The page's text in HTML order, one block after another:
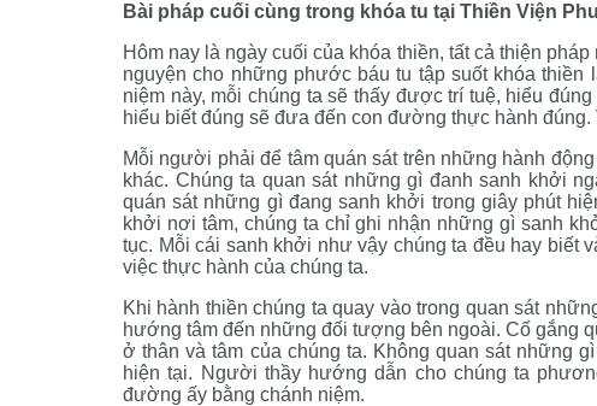
Bài pháp cuối cùng trong khóa tu tại Thiền Viện
Hôm nay là ngày cuối của khóa thiền, tất cả thiện
nguyện cho những phước báu tu tập suốt khóa
niệm này, mỗi chúng ta sẽ thấy được trí tuệ, hiểu
hiểu biết đúng sẽ đưa đến con đường thực hành
Mỗi người phải để tâm quán sát trên những hành
khác. Chúng ta quan sát những gì đanh sanh khởi
quán sát những gì đang sanh khởi trong giây phút
khởi nơi tâm, chúng ta chỉ ghi nhận những gì sanh
tục. Mỗi cái sanh khởi như vậy chúng ta đều hay biết
việc thực hành của chúng ta.
Khi hành thiền chúng ta quay vào trong quan sát
hướng tâm đến những đối tượng bên ngoài. Cố gắng
ở thân và tâm của chúng ta. Không quan sát những
hiện tại. Người thầy hướng dẫn cho chúng ta
đường ấy bằng chánh niệm.